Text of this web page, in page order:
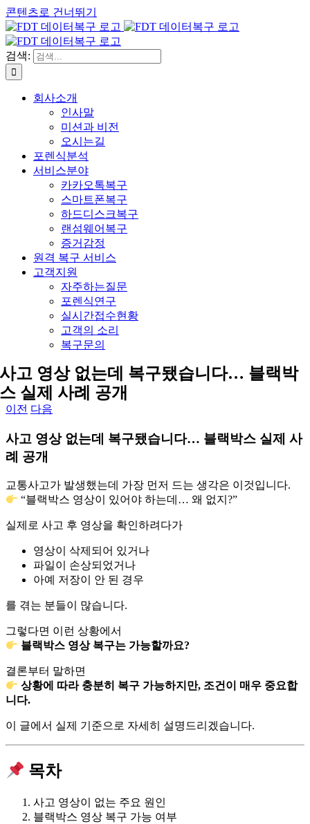
콘텐츠로 건너뛰기
검색:
회사소개
인사말
미션과 비전
오시는길
포렌식분석
서비스분야
카카오톡복구
스마트폰복구
하드디스크복구
랜섬웨어복구
증거감정
원격 복구 서비스
고객지원
자주하는질문
포렌식연구
실시간접수현황
고객의 소리
복구문의
사고 영상 없는데 복구됐습니다… 블랙박
스 실제 사례 공개
이전 다음
사고 영상 없는데 복구됐습니다… 블랙박스 실제 사
례 공개
교통사고가 발생했는데 가장 먼저 드는 생각은 이것입니다.
“블랙박스 영상이 있어야 하는데… 왜 없지?”
실제로 사고 후 영상을 확인하려다가
영상이 삭제되어 있거나
파일이 손상되었거나
아예 저장이 안 된 경우
를 겪는 분들이 많습니다.
그렇다면 이런 상황에서
블랙박스 영상 복구는 가능할까요?
결론부터 말하면
상황에 따라 충분히 복구 가능하지만, 조건이 매우 중요합
니다.
이 글에서 실제 기준으로 자세히 설명드리겠습니다.
목차
사고 영상이 없는 주요 원인
블랙박스 영상 복구 가능 여부